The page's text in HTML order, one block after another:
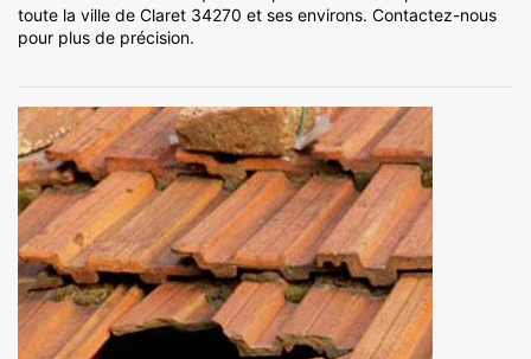
toute la ville de Claret 34270 et ses environs. Contactez-nous
pour plus de précision.